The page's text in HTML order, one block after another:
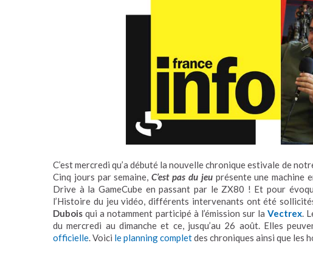
C’est mercredi qu’a débuté la nouvelle chronique estivale de
Cinq jours par semaine,C’est pas du jeuprésente une machine
Drive à la GameCube en passant par le ZX80 ! Et pour
l’Histoire du jeu vidéo, différents intervenants ont été
Dubois qui a notamment participé à l’émission sur laVectrex .
du mercredi au dimanche et ce, jusqu’au 26 août. Elles
officielle . Voici le planning completdes chroniques ainsi que les